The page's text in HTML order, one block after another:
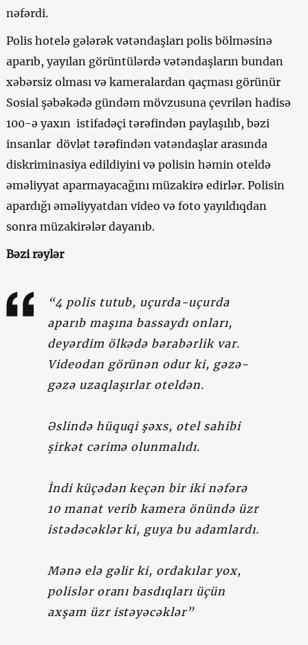
nəfərdi.
Polis hotelə gələrək vətəndaşları polis bölməsinə
aparıb, yayılan görüntülərdə vətəndaşların bundan
xəbərsiz olması və kameralardan qaçması görünür
Sosial şəbəkədə gündəm mövzusuna çevrilən hadisə
100-ə yaxın istifadəçi tərəfindən paylaşılıb, bəzi
insanlar dövlət tərəfindən vətəndaşlar arasında
diskriminasiya edildiyini və polisin həmin oteldə
əməliyyat aparmayacağını müzakirə edirlər. Polisin
apardığı əməliyyatdan video və foto yayıldıqdan
sonra müzakirələr dayanıb.
Bəzi rəylər
“4 polis tutub, uçurda-uçurda
aparıb maşına bassaydı onları,
deyərdim ölkədə bərabərlik var.
Videodan görünən odur ki, gəzə-
gəzə uzaqlaşırlar oteldən.
Əslində hüquqi şəxs, otel sahibi
şirkət cərimə olunmalıdı.
İndi küçədən keçən bir iki nəfərə
10 manat verib kamera önündə üzr
istədəcəklər ki, guya bu adamlardı.
Mənə elə gəlir ki, ordakılar yox,
polislər oranı basdıqları üçün
axşam üzr istəyəcəklər”